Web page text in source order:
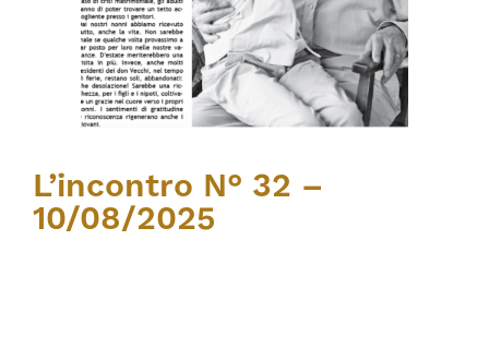
L’incontro N° 32 –
10/08/2025